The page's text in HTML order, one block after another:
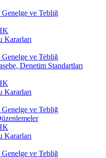
ve Tebliğ
Kararları
ve Tebliğ
Denetim Standartları
Kararları
ve Tebliğ
Kararları
ve Tebliğ